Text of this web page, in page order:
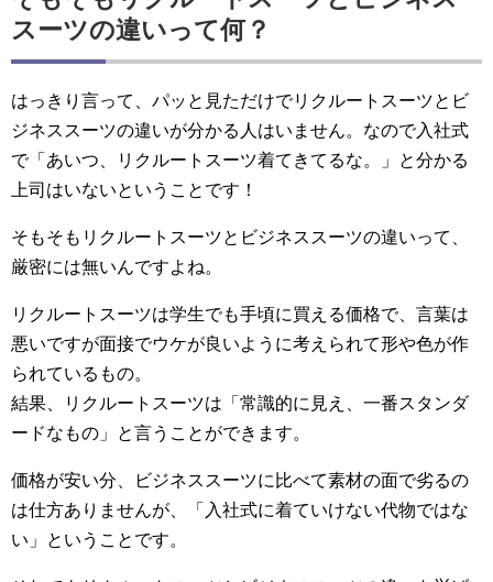
スーツの違いって何？
はっきり言って、パッと見ただけでリクルートスーツとビ
ジネススーツの違いが分かる人はいません。なので入社式
で「あいつ、リクルートスーツ着てきてるな。」と分かる
上司はいないということです！
そもそもリクルートスーツとビジネススーツの違いって、
厳密には無いんですよね。
リクルートスーツは学生でも手頃に買える価格で、言葉は
悪いですが面接でウケが良いように考えられて形や色が作
られているもの。
結果、リクルートスーツは「常識的に見え、一番スタンダ
ードなもの」と言うことができます。
価格が安い分、ビジネススーツに比べて素材の面で劣るの
は仕方ありませんが、「入社式に着ていけない代物ではな
い」ということです。